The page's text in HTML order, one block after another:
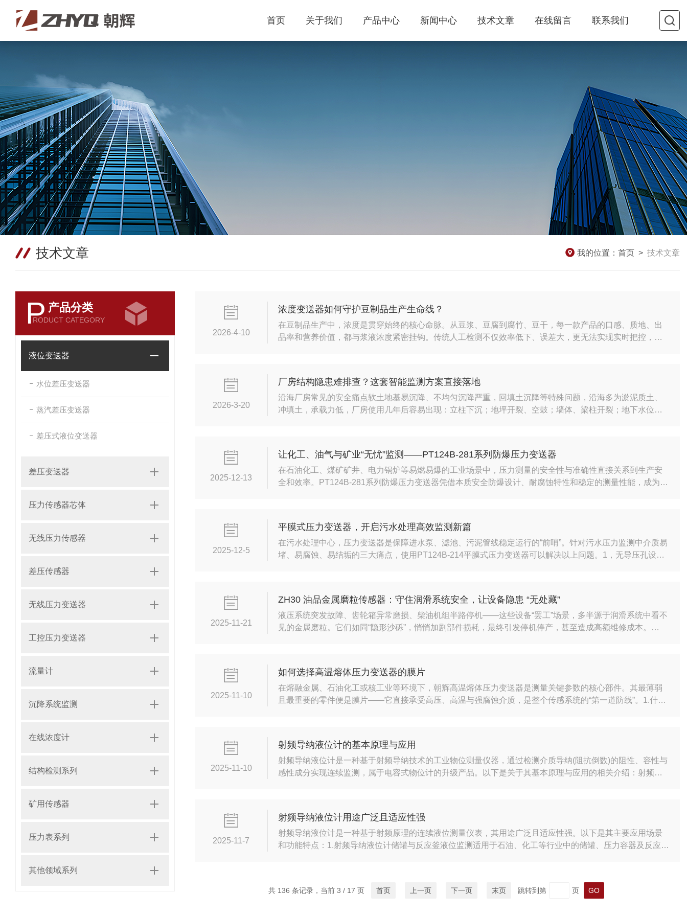
首页 关于我们 产品中心 新闻中心 技术文章 在线留言 联系我们
技术文章 我的位置： 首页 > 技术文章
P 产品分类
RODUCT CATEGORY
液位变送器
水位差压变送器
蒸汽差压变送器
差压式液位变送器
差压变送器
压力传感器芯体
无线压力传感器
差压传感器
无线压力变送器
工控压力变送器
流量计
沉降系统监测
在线浓度计
结构检测系列
矿用传感器
压力表系列
其他领域系列
2026-4-10
浓度变送器如何守护豆制品生产生命线？
在豆制品生产中，浓度是贯穿始终的核心命脉。从豆浆、豆腐到腐竹、豆干，每一款产品的口感、质地、出
品率和营养价值，都与浆液浓度紧密挂钩。传统人工检测不仅效率低下、误差大，更无法实现实时把控，极
低，则豆...
2026-3-20
厂房结构隐患难排查？这套智能监测方案直接落地
沿海厂房常见的安全痛点软土地基易沉降、不均匀沉降严重，回填土沉降等特殊问题，沿海多为淤泥质土、
冲填土，承载力低，厂房使用几年后容易出现：立柱下沉；地坪开裂、空鼓；墙体、梁柱开裂；地下水位
2025-12-13
让化工、油气与矿业“无忧”监测——PT124B-281系列防爆压力变送器
在石油化工、煤矿矿井、电力锅炉等易燃易爆的工业场景中，压力测量的安全性与准确性直接关系到生产安
全和效率。PT124B-281系列防爆压力变送器凭借本质安全防爆设计、耐腐蚀特性和稳定的测量性能，成为这
2025-12-5
平膜式压力变送器，开启污水处理高效监测新篇
在污水处理中心，压力变送器是保障进水泵、滤池、污泥管线稳定运行的“前哨”。针对污水压力监测中介质易
堵、易腐蚀、易结垢的三大痛点，使用PT124B-214平膜式压力变送器可以解决以上问题。1，无导压孔设计
2025-11-21
ZH30 油品金属磨粒传感器：守住润滑系统安全，让设备隐患 “无处藏”
液压系统突发故障、齿轮箱异常磨损、柴油机组半路停机——这些设备“罢工”场景，多半源于润滑系统中看不
见的金属磨粒。它们如同“隐形沙砾”，悄悄加剧部件损耗，最终引发停机停产，甚至造成高额维修成本。
2025-11-10
如何选择高温熔体压力变送器的膜片
在熔融金属、石油化工或核工业等环境下，朝辉高温熔体压力变送器是测量关键参数的核心部件。其最薄弱
且最重要的零件便是膜片——它直接承受高压、高温与强腐蚀介质，是整个传感系统的“第一道防线”。1.什么
2025-11-10
射频导纳液位计的基本原理与应用
射频导纳液位计是一种基于射频导纳技术的工业物位测量仪器，通过检测介质导纳(阻抗倒数)的阻性、容性与
感性成分实现连续监测，属于电容式物位计的升级产品。以下是关于其基本原理与应用的相关介绍：射频导
2025-11-7
射频导纳液位计用途广泛且适应性强
射频导纳液位计是一种基于射频原理的连续液位测量仪表，其用途广泛且适应性强。以下是其主要应用场景
和功能特点：1.射频导纳液位计储罐与反应釜液位监测适用于石油、化工等行业中的储罐、压力容器及反应
800℃，满足复杂工业需求。2.界面检测与分界识别能精准区分两种不同密度的液体（如油水分离），通过...
共 136 条记录，当前 3 / 17 页 首页 上一页 下一页 末页 跳转到第 页